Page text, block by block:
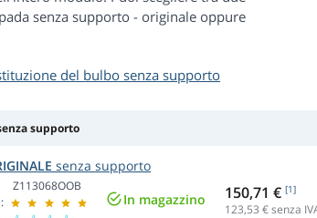
senza supporto - originale oppure
del bulbo senza supporto
supporto
senza supporto
Z113068OOB
In magazzino 150,71 € [1]
123,53 € senza